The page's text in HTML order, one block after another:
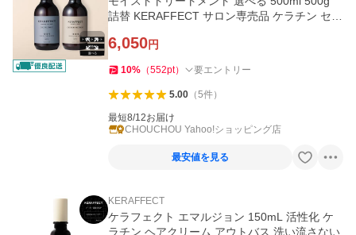
詰替 KERAFFECT サロン専売品 ケラチン セラ
6,050円
10% （552pt） 要エントリー
5.00（5件）
最短8/12お届け
CHOUCHOU Yahoo!ショッピング店
最安値を見る
KERAFFECT
ケラフェクト エマルジョン 150mL 活性化 ケ
ラチン ヘアクリーム アウトバス 洗い流さない